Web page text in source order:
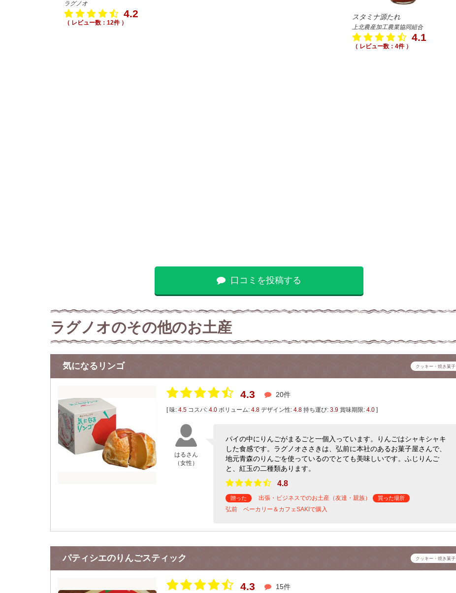
ラグノオ
4.2
（ レビュー数：12件 ）
スタミナ源たれ
上北農産加工農業協同組合
4.1
（ レビュー数：4件 ）
口コミを投稿する
ラグノオのその他のお土産
気になるリンゴ クッキー・焼き菓子
4.3 20件
[ 味: 4.5 コスパ: 4.0 ボリューム: 4.8 デザイン性: 4.8 持ち運び: 3.9 賞味期限: 4.0 ]
はるさん
（女性）
パイの中にりんごがまるごと一個入っています。りんごはシャキシャキ
した食感です。ラグノオささきは、弘前に本社のあるお菓子屋さんで、
地元青森のりんごを使っているのでとても美味しいです。ふじりんご
と、紅玉の二種類あります。
4.8
贈った 出張・ビジネスでのお土産（友達・親族） 買った場所
弘前 ベーカリー＆カフェSAKIで購入
パティシエのりんごスティック クッキー・焼き菓子
4.3 15件